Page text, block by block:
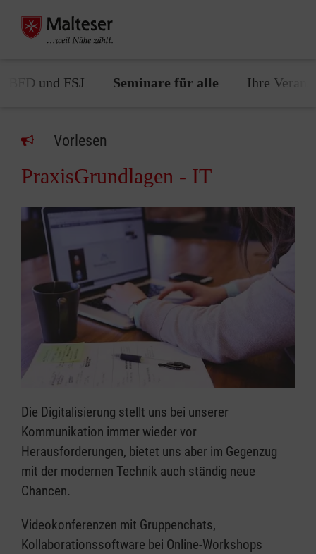
BFD und FSJ Seminare für alle Ihre
Vorlesen
PraxisGrundlagen - IT
Die Digitalisierung stellt uns bei unserer
Kommunikation immer wieder vor
Herausforderungen, bietet uns aber im Gegenzug
mit der modernen Technik auch ständig neue
Chancen.
Videokonferenzen mit Gruppenchats,
Kollaborationssoftware bei Online-Workshops